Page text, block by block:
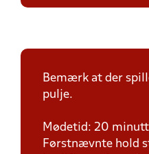
Bemærk at der
pulje.
Mødetid: 20
Førstnævnte hold